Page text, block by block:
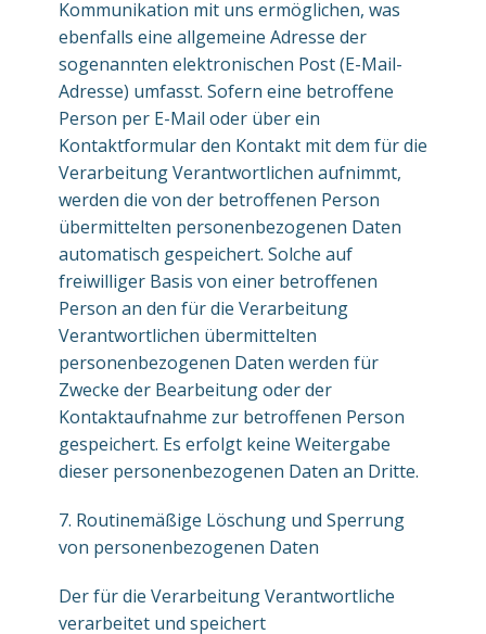
Kommunikation mit uns ermöglichen, was
ebenfalls eine allgemeine Adresse der
sogenannten elektronischen Post (E-Mail-
Adresse) umfasst. Sofern eine betroffene
Person per E-Mail oder über ein
Kontaktformular den Kontakt mit dem für die
Verarbeitung Verantwortlichen aufnimmt,
werden die von der betroffenen Person
übermittelten personenbezogenen Daten
automatisch gespeichert. Solche auf
freiwilliger Basis von einer betroffenen
Person an den für die Verarbeitung
Verantwortlichen übermittelten
personenbezogenen Daten werden für
Zwecke der Bearbeitung oder der
Kontaktaufnahme zur betroffenen Person
gespeichert. Es erfolgt keine Weitergabe
dieser personenbezogenen Daten an Dritte.
7. Routinemäßige Löschung und Sperrung
von personenbezogenen Daten
Der für die Verarbeitung Verantwortliche
verarbeitet und speichert